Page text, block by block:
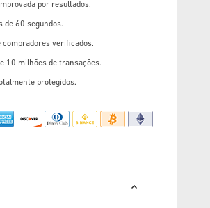
por resultados.
de 60 segundos.
verificados.
10 milhões de transações.
protegidos.